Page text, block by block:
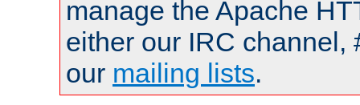
manage the Apache
either our IRC channel,
our mailing lists.